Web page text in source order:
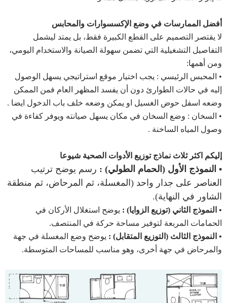
أفضل الممارسات في وضع الإكسسوارات والمحابس
لا يقتصر التصميم على القطع الكبيرة فقط، بل يمتد ليشمل
التفاصيل التشغيلية التي تضمن سهولة الصيانة والاستخدام اليومي،
ومن أهمها:
• المحبس الرئيسي : يجب اختيار موقع استراتيجي يسهل الوصول
إليه في حالات الطوارئ دون أن يفسد المظهر العام فمن الممكن
وضعه اسفل حوض الغسيل او يمكن وضعه خلف باب الدخول ايضا .
• السخان : وضع السخان في مكان يسهل صيانته ويوفر كفاءة في
وصول المياه الساخنة .
إليكم اكثر ثلاث نماذج توزيع الأدوات الصحية شيوعا
• النموذج الأول (الحمام الطولي) : رسم يوضح ترتيب
العناصر على جدار واحد (المغسلة، ثم المرحاض، ثم منطقة
الشاور في النهاية).
• النموذج الثاني (توزيع الزوايا) : يوضح استغلال الأركان في
الحمامات المربعة لتوفير مساحة حركة في المنتصف.
• النموذج الثالث (التوزيع المتقابل) : يوضح وضع المغسلة في جهة
والمرحاض في جهة أخرى، وهو مناسب للمساحات المتوسطة.